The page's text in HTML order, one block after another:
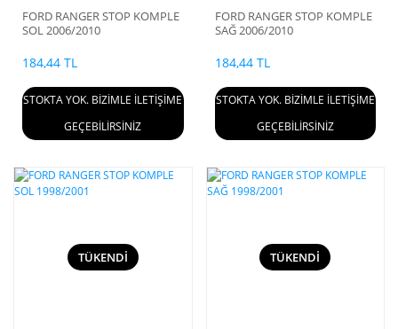
FORD RANGER STOP KOMPLE
SOL 2006/2010
184,44 TL
STOKTA YOK. BİZİMLE İLETİŞİME
GEÇEBİLİRSİNİZ
FORD RANGER STOP KOMPLE
SAĞ 2006/2010
184,44 TL
STOKTA YOK. BİZİMLE İLETİŞİME
GEÇEBİLİRSİNİZ
TÜKENDİ TÜKENDİ